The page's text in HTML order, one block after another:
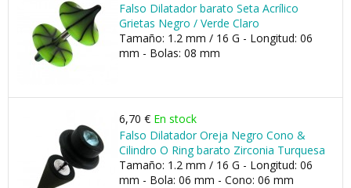
Falso Dilatador barato Seta Acrílico
Grietas Negro / Verde Claro
Tamaño: 1.2 mm / 16 G - Longitud: 06
mm - Bolas: 08 mm
6,70 € En stock
Falso Dilatador Oreja Negro Cono &
Cilindro O Ring barato Zirconia Turquesa
Tamaño: 1.2 mm / 16 G - Longitud: 06
mm - Bola: 06 mm - Cono: 06 mm